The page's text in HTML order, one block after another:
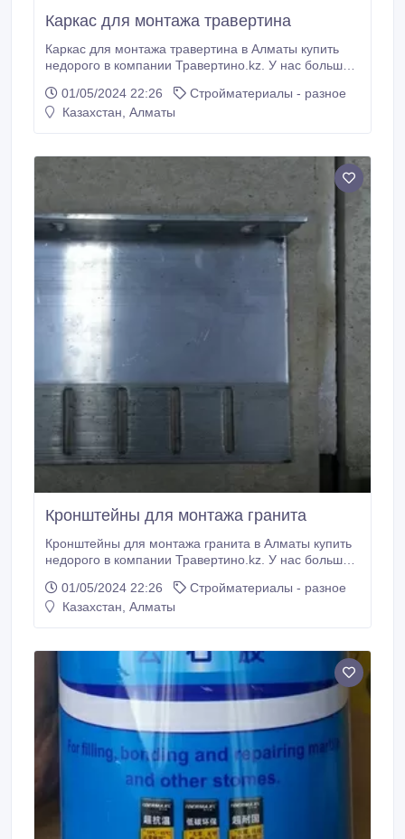
Каркас для монтажа травертина
Каркас для монтажа травертина в Алматы купить
недорого в компании Травертино.kz. У нас большой
доставкой по всему Казахстану. Хорошее качество и
доступные цены. Работаем с 2005 года, продаем
01/05/2024 22:26
Стройматериалы - разное
Казахстан, Алматы
Кронштейны для монтажа гранита
Кронштейны для монтажа гранита в Алматы купить
недорого в компании Травертино.kz. У нас большой
доставкой по всему Казахстану. Хорошее качество и
доступные цены. Работаем с 2005 года, продаем
01/05/2024 22:26
Стройматериалы - разное
Казахстан, Алматы